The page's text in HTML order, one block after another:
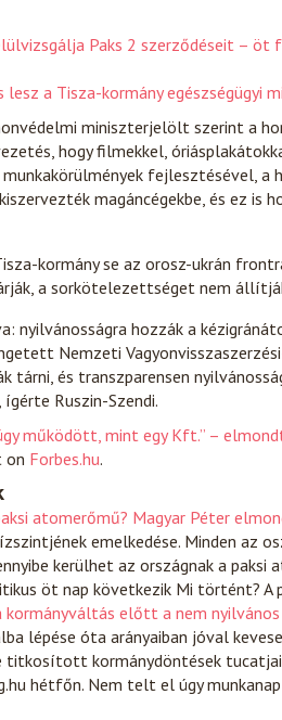
Paks 2 szerződéseit –
a Tisza-kormány egészségügyi
miniszterjelölt szerint a
hogy filmekkel,
fejlesztésével,
magáncégekbe, és ez is
kormány se az orosz-ukrán
a sorkötelezettséget nem
nyilvánosságra hozzák a
Nemzeti
tárni, és transzparensen
Ruszin-Szendi.
működött, mint egy Kft.” –
on Forbes.hu.
atomerőmű? Magyar Péter
emelkedése. Minden az
kerülhet az országnak a
öt nap következik Mi történt?
kormányváltás előtt a nem
lépése óta arányaiban jóval
titkosított kormánydöntések
hétfőn. Nem telt el úgy